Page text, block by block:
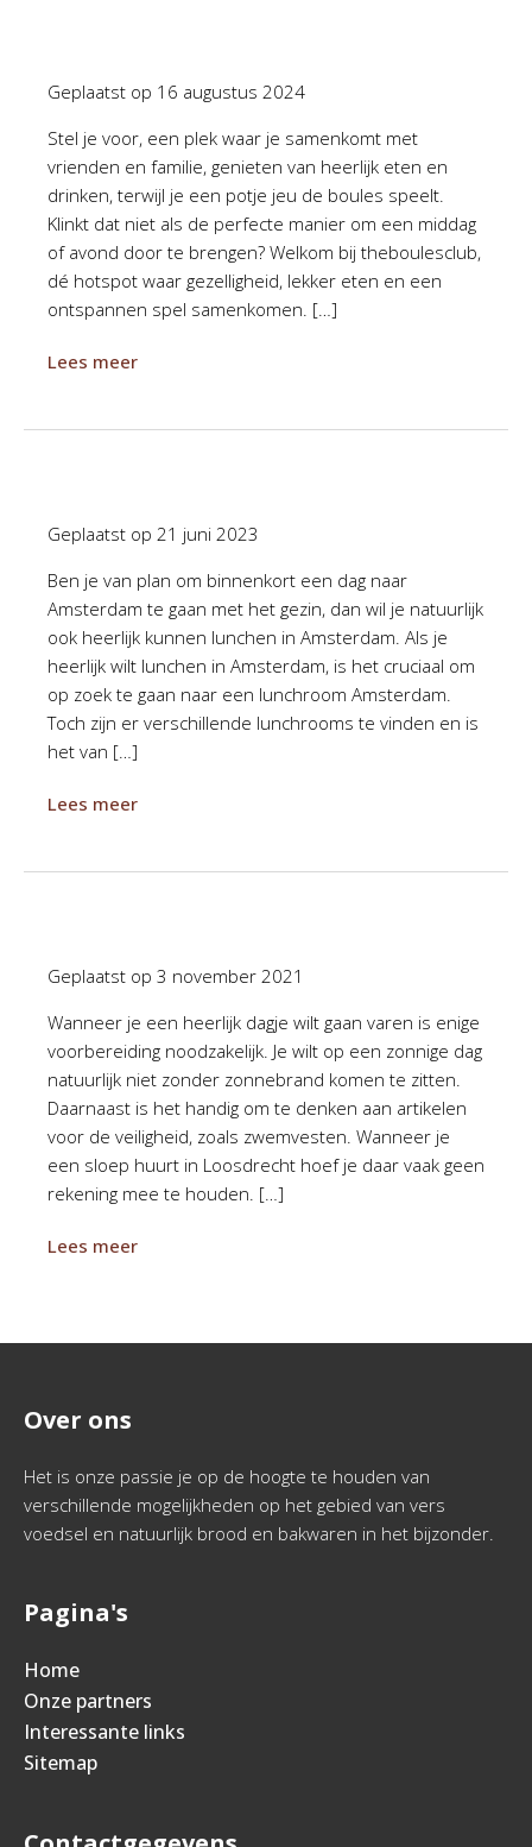
Geplaatst op 16 augustus 2024
Stel je voor, een plek waar je samenkomt met
vrienden en familie, genieten van heerlijk eten en
drinken, terwijl je een potje jeu de boules speelt.
Klinkt dat niet als de perfecte manier om een middag
of avond door te brengen? Welkom bij theboulesclub,
dé hotspot waar gezelligheid, lekker eten en een
ontspannen spel samenkomen. […]
Lees meer
Geplaatst op 21 juni 2023
Ben je van plan om binnenkort een dag naar
Amsterdam te gaan met het gezin, dan wil je natuurlijk
ook heerlijk kunnen lunchen in Amsterdam. Als je
heerlijk wilt lunchen in Amsterdam, is het cruciaal om
op zoek te gaan naar een lunchroom Amsterdam.
Toch zijn er verschillende lunchrooms te vinden en is
het van […]
Lees meer
Geplaatst op 3 november 2021
Wanneer je een heerlijk dagje wilt gaan varen is enige
voorbereiding noodzakelijk. Je wilt op een zonnige dag
natuurlijk niet zonder zonnebrand komen te zitten.
Daarnaast is het handig om te denken aan artikelen
voor de veiligheid, zoals zwemvesten. Wanneer je
een sloep huurt in Loosdrecht hoef je daar vaak geen
rekening mee te houden. […]
Lees meer
Over ons
Het is onze passie je op de hoogte te houden van
verschillende mogelijkheden op het gebied van vers
voedsel en natuurlijk brood en bakwaren in het bijzonder.
Pagina's
Home
Onze partners
Interessante links
Sitemap